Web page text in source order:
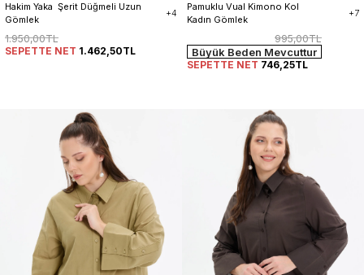
Hakim Yaka  Şerit Düğmeli Uzun
Gömlek
+4
1.950,00TL
SEPETTE NET 1.462,50TL
Pamuklu Vual Kimono Kol
Kadın Gömlek
+7
995,00TL
Büyük Beden Mevcuttur
SEPETTE NET 746,25TL